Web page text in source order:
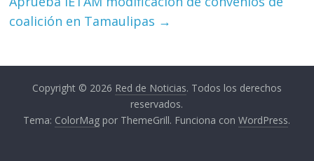
coalición en Tamaulipas →
Copyright © 2026 Red de Noticias. Todos los derechos
reservados.
Tema: ColorMag por ThemeGrill. Funciona conWordPress.